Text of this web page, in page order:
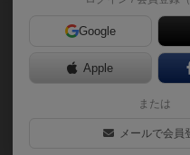
生物学界に新たな激
するドラフト＆パズ
Google
Apple
または
メールで会員